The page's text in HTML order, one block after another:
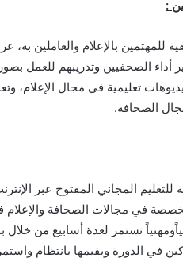
بالإعلام والعاملين به،
أداء الصحفيين وتدريبهم للعمل
تعليمية في مجال الإعلام،
الصحافة.
المجاني المفتوح عبر
في مجالات الصحافة والإعلام
تستمر لعدة أسابيع من خلال
في الدورة ويقيمها بانتظام